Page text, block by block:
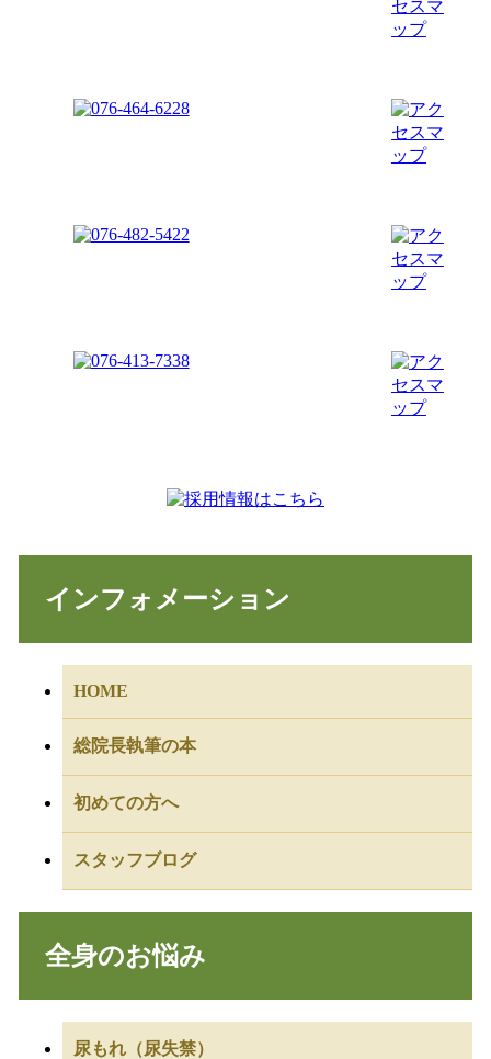
インフォメーション
HOME
総院長執筆の本
初めての方へ
スタッフブログ
全身のお悩み
尿もれ（尿失禁）